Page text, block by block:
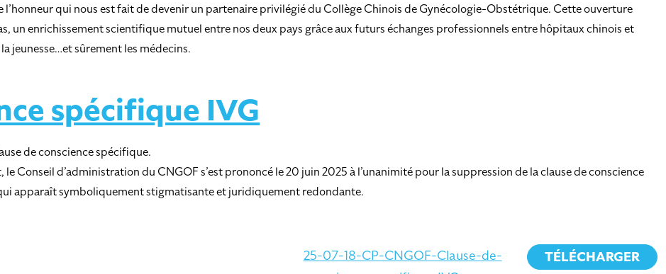
l’honneur qui nous est fait de devenir un partenaire privilégié du Collège Chinois de Gynécologie-Obstétrique. Cette ouverture
un enrichissement scientifique mutuel entre nos deux pays grâce aux futurs échanges professionnels entre hôpitaux chinois et
jeunesse…et sûrement les médecins.
spécifique IVG
de conscience spécifique.
Conseil d’administration du CNGOF s’est prononcé le 20 juin 2025 à l’unanimité pour la suppression de la clause de conscience
apparaît symboliquement stigmatisante et juridiquement redondante.
25-07-18-CP-CNGOF-Clause-de-
TÉLÉCHARGER